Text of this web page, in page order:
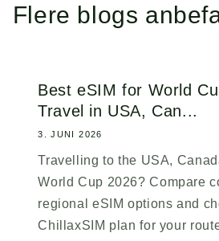
Flere blogs
Best eSIM for World
Travel in USA, Can...
3. JUNI 2026
Travelling to the USA,
World Cup 2026? Compare
regional eSIM options and
ChillaxSIM plan for your